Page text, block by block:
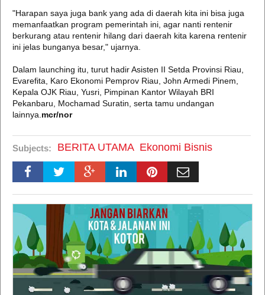
"Harapan saya juga bank yang ada di daerah kita ini bisa juga
memanfaatkan program pemerintah ini, agar nanti rentenir
berkurang atau rentenir hilang dari daerah kita karena rentenir
ini jelas bunganya besar," ujarnya.
Dalam launching itu, turut hadir Asisten II Setda Provinsi Riau,
Evarefita, Karo Ekonomi Pemprov Riau, John Armedi Pinem,
Kepala OJK Riau, Yusri, Pimpinan Kantor Wilayah BRI
Pekanbaru, Mochamad Suratin, serta tamu undangan
lainnya. mcr/nor
Subjects: BERITA UTAMA Ekonomi Bisnis